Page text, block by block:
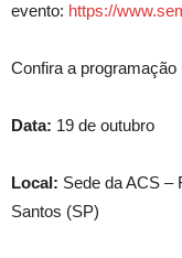
evento: https://
Confira a
Data: 19 de outubro
Local: Sede da ACS –
Santos (SP)